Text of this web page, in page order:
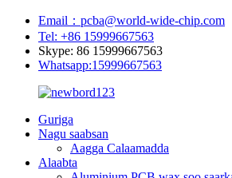
Email：pcba@world-wide-chip.com
Tel: +86 15999667563
Skype: 86 15999667563
Whatsapp:15999667563
Guriga
Nagu saabsan
Aagga Calaamadda
Alaabta